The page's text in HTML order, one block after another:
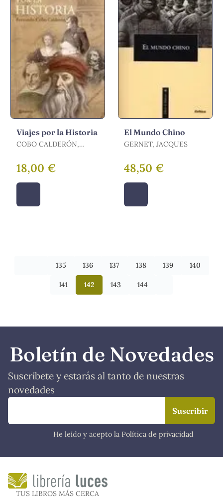
Viajes por la Historia
COBO CALDERÓN,
18,00 €
El Mundo Chino
GERNET, JACQUES
48,50 €
135 136 137 138 139 140
141 142 143 144
Boletín de Novedades
Suscríbete y estarás al tanto de nuestras
novedades
He leído y acepto la Política de privacidad
TUS LIBROS MÁS CERCA